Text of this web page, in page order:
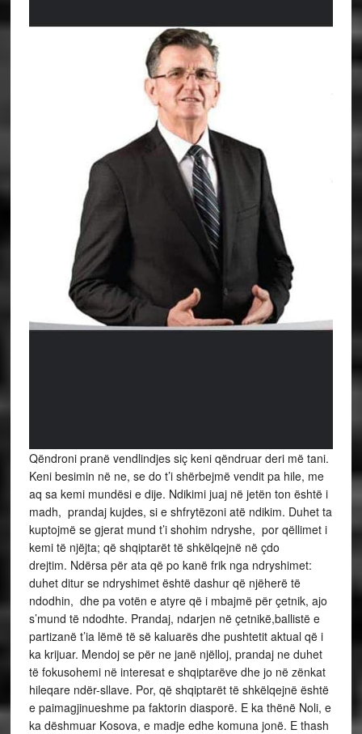
Qëndroni pranë vendlindjes siç keni qëndruar deri më tani.
Keni besimin në ne, se do t’i shërbejmë vendit pa hile, me
aq sa kemi mundësi e dije. Ndikimi juaj në jetën ton është i
madh, prandaj kujdes, si e shfrytëzoni atë ndikim. Duhet ta
kuptojmë se gjerat mund t’i shohim ndryshe, por qëllimet i
kemi të njëjta; që shqiptarët të shkëlqejnë në çdo
drejtim. Ndërsa për ata që po kanë frik nga ndryshimet:
duhet ditur se ndryshimet është dashur që njëherë të
ndodhin, dhe pa votën e atyre që i mbajmë për çetnik, ajo
s’mund të ndodhte. Prandaj, ndarjen në çetnikë,ballistë e
partizanë t’ia lëmë të së kaluarës dhe pushtetit aktual që i
ka krijuar. Mendoj se për ne janë njëlloj, prandaj ne duhet
të fokusohemi në interesat e shqiptarëve dhe jo në zënkat
hileqare ndër-sllave. Por, që shqiptarët të shkëlqejnë është
e paimagjinueshme pa faktorin diasporë. E ka thënë Noli, e
ka dëshmuar Kosova, e madje edhe komuna jonë. E thash